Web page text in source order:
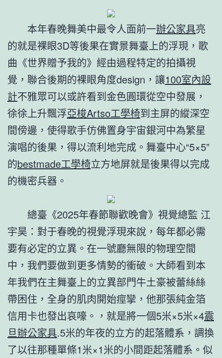
本年春晚舞美中最令人面前一辦公家具亮
的就是裸眼3D等後果在實景舞臺上的浮現，歌
曲《世界贈予我的》經由過程特定的拍攝視
覺，聯合後期的裸眼角度design，讓100室內設
計不雅眾可以或許看到金色圓環從空中發展，
徐徐上升飄浮亞梭Artso工學椅到主屏的縱深空
間傍邊，使得歌手仿佛置身宇宙銀河中為繁星
演唱的後果，得以流利地完成。舞臺中心“5×5”
的bestmade工學椅立方地屏就是後果得以完成
的機密兵器。
總臺《2025年春節聯歡晚會》視覺總監 江
宇昊：對于春晚的視覺浮現來說，每年都必需
要有必定的立異。在一號廳無限的物理空間
中，我們要做到更多情勢的衝破。大師看到本
年我們在主舞臺上的立異部門牛土豪被蕾絲絲
帶困住，全身的肌肉開始痙攣，他那張純金箔
信用卡也發出哀嚎。，就是將一個5米×5米×4震
旦辦公家具.5米的年夜的立方的起落體系，調換
了以往那種單條1米×1米的小間距起落體系。似